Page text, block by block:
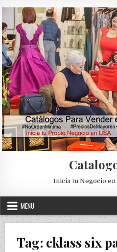
Inicia tu Negocio en
MENU
Tag: cklass six